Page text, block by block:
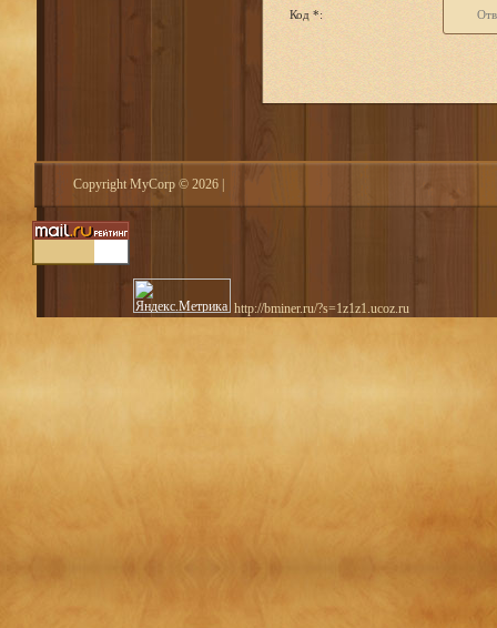
Код *:
Copyright MyCorp © 2026
http://bminer.ru/?s=1z1z1.ucoz.ru